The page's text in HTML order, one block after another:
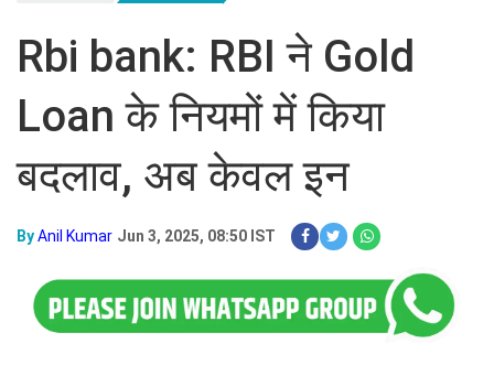
Rbi bank: RBI ने Gold
Loan के नियमों में किया
बदलाव, अब केवल इन
ByAnil Kumar Jun 3, 2025, 08:50 IST